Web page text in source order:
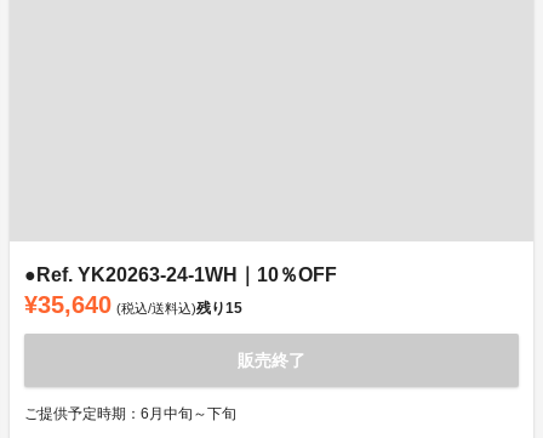
●Ref. YK20263-24-1WH｜10％OFF
¥35,640 (税込/送料込)残り15
販売終了
ご提供予定時期：6月中旬～下旬